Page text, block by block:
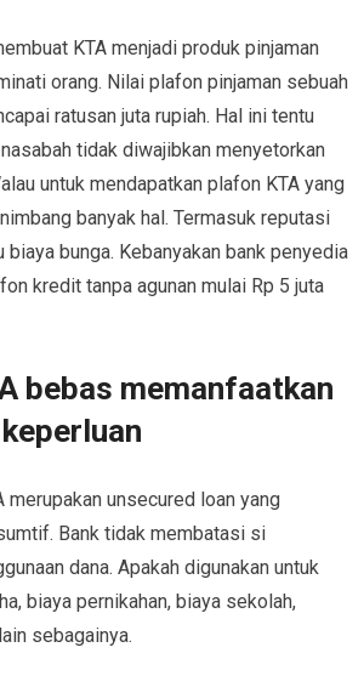
KTA menjadi produk pinjaman
orang. Nilai plafon pinjaman sebuah
ratusan juta rupiah. Hal ini tentu
tidak diwajibkan menyetorkan
untuk mendapatkan plafon KTA yang
banyak hal. Termasuk reputasi
biaya bunga. Kebanyakan bank penyedia
kredit tanpa agunan mulai Rp 5 juta
bebas memanfaatkan
merupakan unsecured loan yang
Bank tidak membatasi si
dana. Apakah digunakan untuk
biaya pernikahan, biaya sekolah,
sebagainya.